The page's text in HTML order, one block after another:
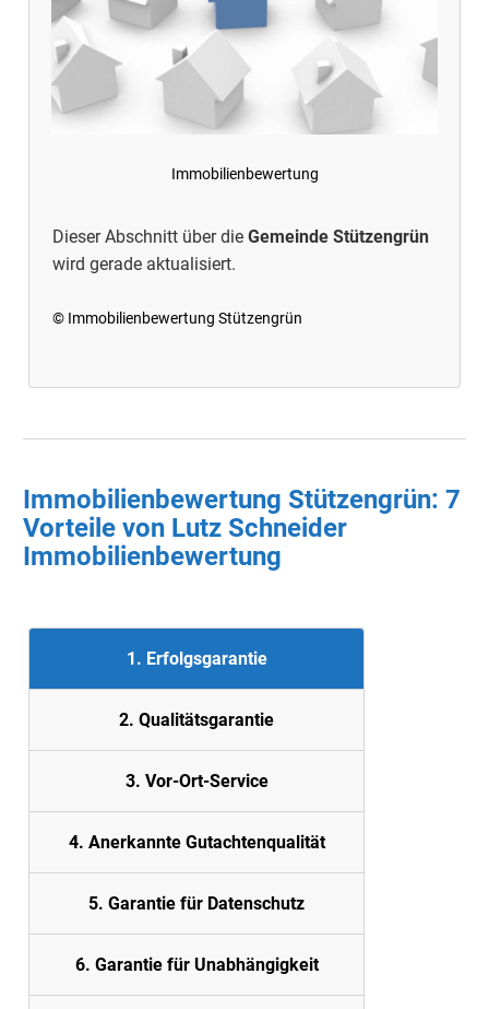
Immobilienbewertung
Dieser Abschnitt über die Gemeinde Stützengrün
wird gerade aktualisiert.
© Immobilienbewertung Stützengrün
Immobilienbewertung Stützengrün: 7
Vorteile von Lutz Schneider
Immobilienbewertung
1. Erfolgsgarantie
2. Qualitätsgarantie
3. Vor-Ort-Service
4. Anerkannte Gutachtenqualität
5. Garantie für Datenschutz
6. Garantie für Unabhängigkeit